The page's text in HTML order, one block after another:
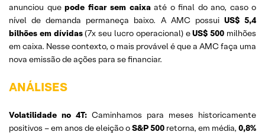
anunciou que pode ficar sem caixaaté o final do ano, caso o
nível de demanda permaneça baixo. A AMC possui US$ 5,4
bilhões em dívidas(7x seu lucro operacional) eUS$ 500 milhões
em caixa. Nesse contexto, o mais provável é que a AMC faça uma
nova emissão de ações para se financiar.
ANÁLISES
Volatilidade no 4T: Caminhamos para meses historicamente
positivos – em anos de eleição oS&P 500 retorna, em média, 0,8%